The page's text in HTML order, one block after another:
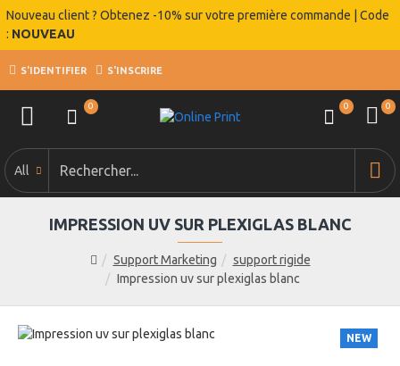
Nouveau client ? Obtenez -10% sur votre première commande | Code
: NOUVEAU
S'IDENTIFIER S'INSCRIRE
0 0 0
All
Support Marketing
support rigide
Impression uv sur plexiglas blanc
IMPRESSION UV SUR PLEXIGLAS BLANC
NEW